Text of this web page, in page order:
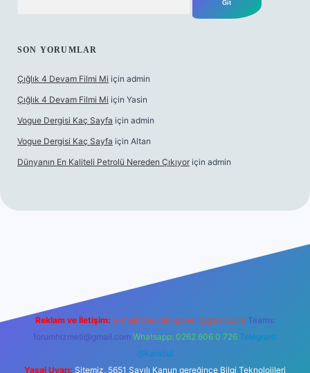
SON YORUMLAR
Çığlık 4 Devam Filmi Mi için admin
Çığlık 4 Devam Filmi Mi için Yasin
Vogue Dergisi Kaç Sayfa için admin
Vogue Dergisi Kaç Sayfa için Altan
Dünyanın En Kaliteli Petrolü Nereden Çıkıyor için admin
Reklam ve İletişim: E-mail: backlinkpaneli@gmail.com Teams:
forumhizmeti@gmail.com Whatsapp: 0262 606 0 726 Telegram:
@karabul
Yasal Uyarı: Sitemiz, 5651 Sayılı Kanun gereğince Bilgi Teknolojileri